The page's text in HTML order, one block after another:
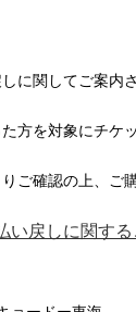
に関してご案内
方を対象にチケ
ご確認の上、ご
い戻しに関す